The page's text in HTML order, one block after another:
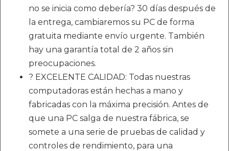
no se inicia como debería? 30 días después de
la entrega, cambiaremos su PC de forma
gratuita mediante envío urgente. También
hay una garantía total de 2 años sin
preocupaciones.
? EXCELENTE CALIDAD: Todas nuestras
computadoras están hechas a mano y
fabricadas con la máxima precisión. Antes de
que una PC salga de nuestra fábrica, se
somete a una serie de pruebas de calidad y
controles de rendimiento, para una